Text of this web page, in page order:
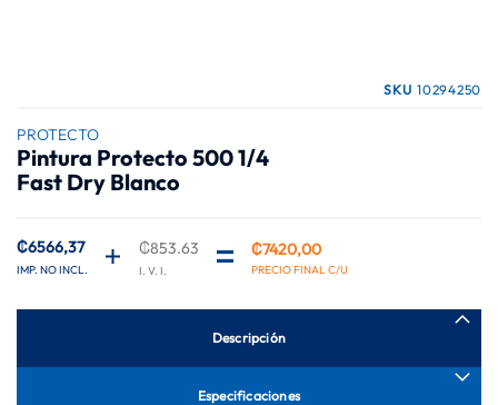
SKU 10294250
PROTECTO
Pintura Protecto 500 1/4
Fast Dry Blanco
Precio
especial
₡7420,00
₡853.63
₡6566,37
comienzo
de
la
imágenes
Descripción
Especificaciones